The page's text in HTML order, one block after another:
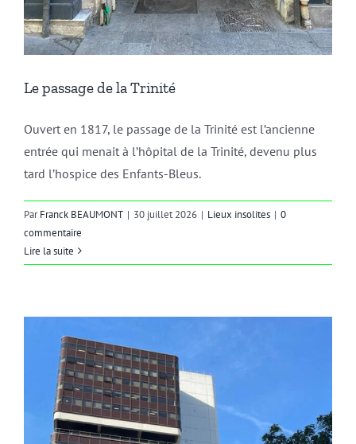
Le passage de la Trinité
Ouvert en 1817, le passage de la Trinité est l’ancienne
entrée qui menait à l’hôpital de la Trinité, devenu plus
tard l’hospice des Enfants-Bleus.
ParFranck BEAUMONT | 30 juillet 2026 | Lieux insolites | 0
commentaire
Lire la suite